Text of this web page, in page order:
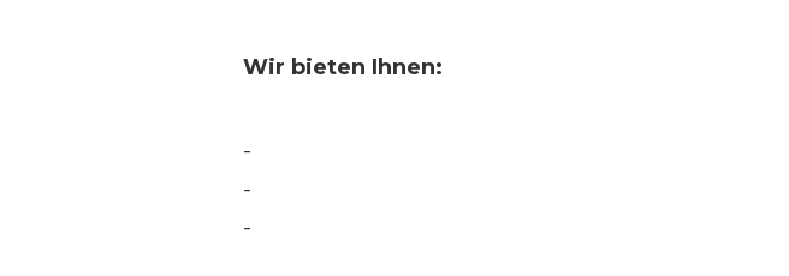
Wir bieten Ihnen:
-
-
-